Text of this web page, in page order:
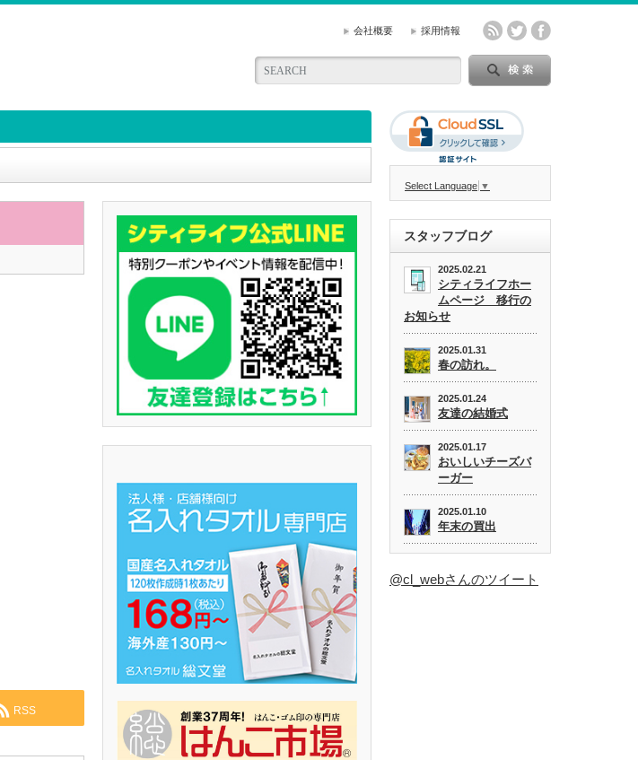
会社概要 採用情報
RSS
Select Language ▼
スタッフブログ
2025.02.21
シティライフホー
ムページ 移行の
お知らせ
2025.01.31
春の訪れ。
2025.01.24
友達の結婚式
2025.01.17
おいしいチーズバ
ーガー
2025.01.10
年末の買出
@cl_webさんのツイート